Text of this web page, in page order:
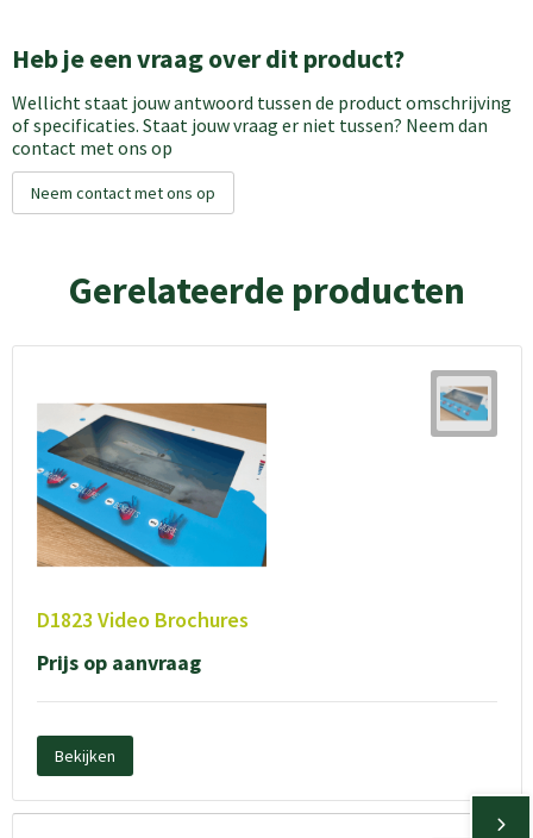
Heb je een vraag over dit product?
Wellicht staat jouw antwoord tussen de product omschrijving
of specificaties. Staat jouw vraag er niet tussen? Neem dan
contact met ons op
Neem contact met ons op
Gerelateerde producten
D1823 Video Brochures
Prijs op aanvraag
Bekijken